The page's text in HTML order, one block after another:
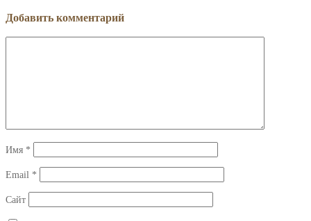
Добавить комментарий
Имя *
Email *
Сайт